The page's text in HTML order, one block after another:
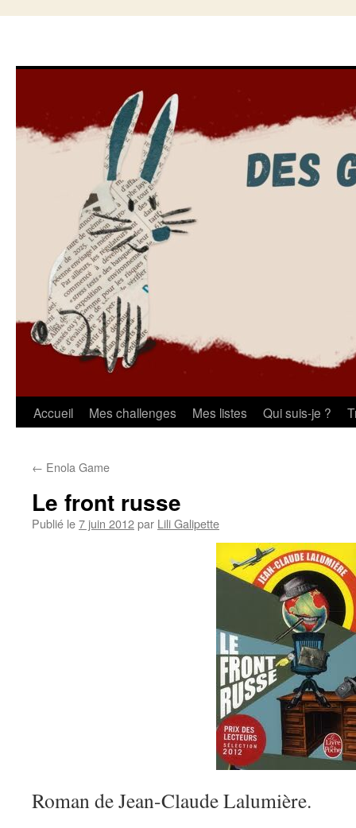
Aller
contenu
Accueil Mes challenges Mes listes Qui suis-je ?
← Enola Game
Le front russe
Publié le7 juin 2012par Lili Galipette
Roman de Jean-Claude Lalumière.